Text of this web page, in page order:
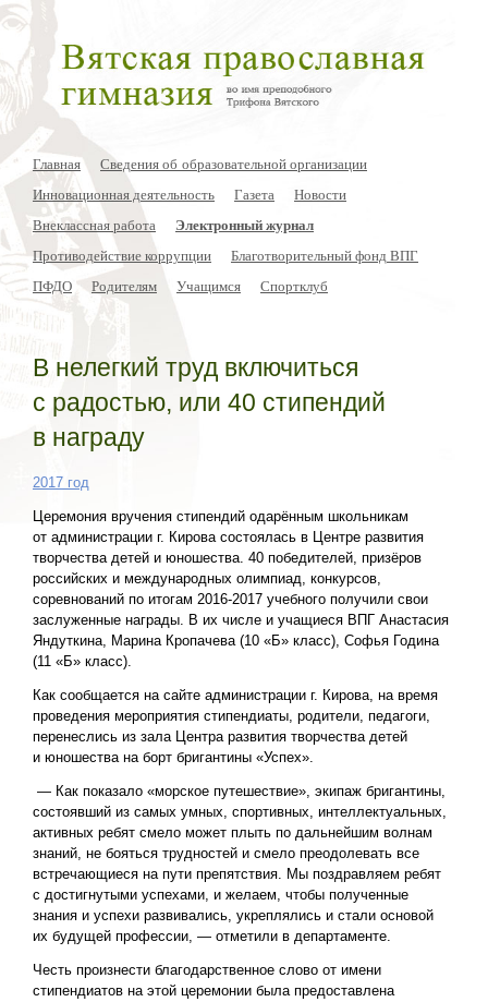
Главная
Сведения об образовательной организации
Инновационная деятельность
Газета
Новости
Внеклассная работа
Электронный журнал
Противодействие коррупции
Благотворительный фонд ВПГ
ПФДО
Родителям Учащимся Спортклуб
В нелегкий труд включиться
с радостью, или 40 стипендий
в награду
2017 год
Церемония вручения стипендий одарённым школьникам
от администрации г. Кирова состоялась в Центре развития
творчества детей и юношества. 40 победителей, призёров
российских и международных олимпиад, конкурсов,
соревнований по итогам 2016-2017 учебного получили свои
заслуженные награды. В их числе и учащиеся ВПГ Анастасия
Яндуткина, Марина Кропачева (10 «Б» класс), Софья Година
(11 «Б» класс).
Как сообщается на сайте администрации г. Кирова, на время
проведения мероприятия стипендиаты, родители, педагоги,
перенеслись из зала Центра развития творчества детей
и юношества на борт бригантины «Успех».
— Как показало «морское путешествие», экипаж бригантины,
состоявший из самых умных, спортивных, интеллектуальных,
активных ребят смело может плыть по дальнейшим волнам
знаний, не бояться трудностей и смело преодолевать все
встречающиеся на пути препятствия. Мы поздравляем ребят
с достигнутыми успехами, и желаем, чтобы полученные
знания и успехи развивались, укреплялись и стали основой
их будущей профессии, — отметили в департаменте.
Честь произнести благодарственное слово от имени
стипендиатов на этой церемонии была предоставлена